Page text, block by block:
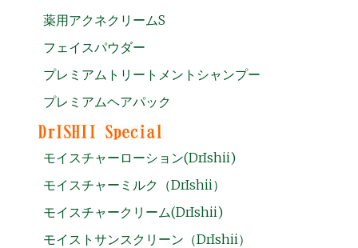
薬用アクネクリームS
フェイスパウダー
プレミアムトリートメントシャンプー
プレミアムヘアパック
モイスチャーローション(DrIshii)
モイスチャーミルク（DrIshii）
モイスチャークリーム(DrIshii)
モイストサンスクリーン（DrIshii）